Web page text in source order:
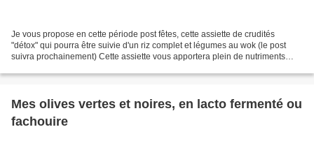
Je vous propose en cette période post fêtes, cette assiette de crudités
"détox" qui pourra être suivie d'un riz complet et légumes au wok (le post
suivra prochainement) Cette assiette vous apportera plein de nutriments
Mes olives vertes et noires, en lacto fermenté ou
fachouire